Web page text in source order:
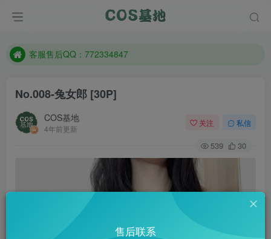
遇到任何问题加客服QQ：772334847
客服售后QQ：772334847
防失联：百度搜索《一七天佳》，实时查看最新站点。
No.008-兔女郎 [30P]
COS基地
4年前更新
关注 私信
539 30
售后联系